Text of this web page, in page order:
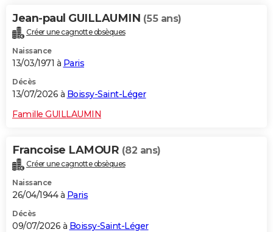
Jean-paul GUILLAUMIN (55 ans)
Créer une cagnotte obsèques
Naissance
13/03/1971 à Paris
Décès
13/07/2026 à Boissy-Saint-Léger
Famille GUILLAUMIN
Francoise LAMOUR (82 ans)
Créer une cagnotte obsèques
Naissance
26/04/1944 à Paris
Décès
09/07/2026 à Boissy-Saint-Léger